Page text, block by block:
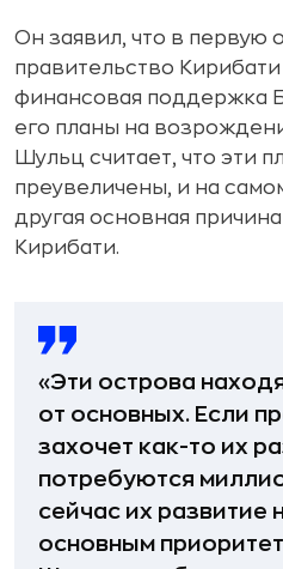
Он заявил, что в первую
правительство
финансовая поддержка
его планы на
Шульц считает, что эти
преувеличены, и на
другая основная
Кирибати.
«Эти острова
от основных. Если
захочет как-то их
потребуются
сейчас их развитие
основным